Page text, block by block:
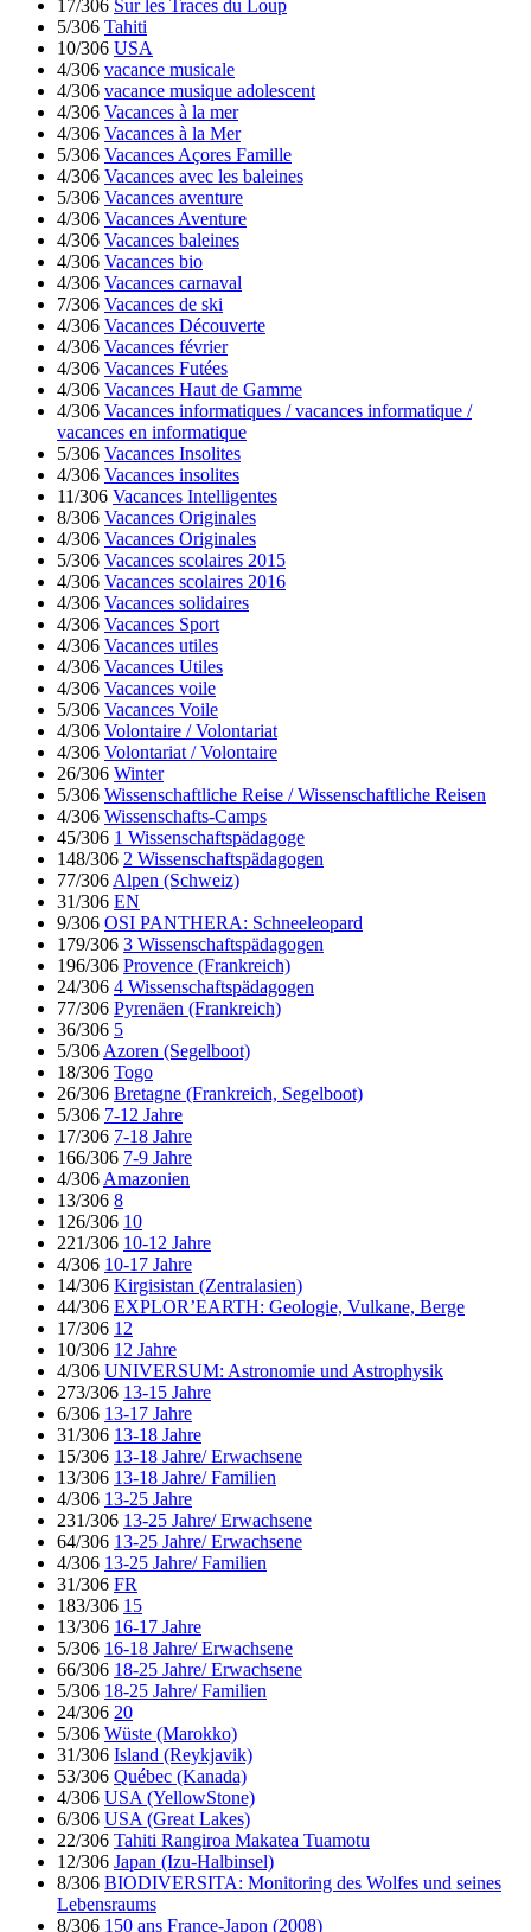
17/306 Sur les Traces du Loup
5/306 Tahiti
10/306 USA
4/306 vacance musicale
4/306 vacance musique adolescent
4/306 Vacances à la mer
4/306 Vacances à la Mer
5/306 Vacances Açores Famille
4/306 Vacances avec les baleines
5/306 Vacances aventure
4/306 Vacances Aventure
4/306 Vacances baleines
4/306 Vacances bio
4/306 Vacances carnaval
7/306 Vacances de ski
4/306 Vacances Découverte
4/306 Vacances février
4/306 Vacances Futées
4/306 Vacances Haut de Gamme
4/306 Vacances informatiques / vacances informatique /
vacances en informatique
5/306 Vacances Insolites
4/306 Vacances insolites
11/306 Vacances Intelligentes
8/306 Vacances Originales
4/306 Vacances Originales
5/306 Vacances scolaires 2015
4/306 Vacances scolaires 2016
4/306 Vacances solidaires
4/306 Vacances Sport
4/306 Vacances utiles
4/306 Vacances Utiles
4/306 Vacances voile
5/306 Vacances Voile
4/306 Volontaire / Volontariat
4/306 Volontariat / Volontaire
26/306 Winter
5/306 Wissenschaftliche Reise / Wissenschaftliche Reisen
4/306 Wissenschafts-Camps
45/306 1 Wissenschaftspädagoge
148/306 2 Wissenschaftspädagogen
77/306 Alpen (Schweiz)
31/306 EN
9/306 OSI PANTHERA: Schneeleopard
179/306 3 Wissenschaftspädagogen
196/306 Provence (Frankreich)
24/306 4 Wissenschaftspädagogen
77/306 Pyrenäen (Frankreich)
36/306 5
5/306 Azoren (Segelboot)
18/306 Togo
26/306 Bretagne (Frankreich, Segelboot)
5/306 7-12 Jahre
17/306 7-18 Jahre
166/306 7-9 Jahre
4/306 Amazonien
13/306 8
126/306 10
221/306 10-12 Jahre
4/306 10-17 Jahre
14/306 Kirgisistan (Zentralasien)
44/306 EXPLOR’EARTH: Geologie, Vulkane, Berge
17/306 12
10/306 12 Jahre
4/306 UNIVERSUM: Astronomie und Astrophysik
273/306 13-15 Jahre
6/306 13-17 Jahre
31/306 13-18 Jahre
15/306 13-18 Jahre/ Erwachsene
13/306 13-18 Jahre/ Familien
4/306 13-25 Jahre
231/306 13-25 Jahre/ Erwachsene
64/306 13-25 Jahre/ Erwachsene
4/306 13-25 Jahre/ Familien
31/306 FR
183/306 15
13/306 16-17 Jahre
5/306 16-18 Jahre/ Erwachsene
66/306 18-25 Jahre/ Erwachsene
5/306 18-25 Jahre/ Familien
24/306 20
5/306 Wüste (Marokko)
31/306 Island (Reykjavik)
53/306 Québec (Kanada)
4/306 USA (YellowStone)
6/306 USA (Great Lakes)
22/306 Tahiti Rangiroa Makatea Tuamotu
12/306 Japan (Izu-Halbinsel)
8/306 BIODIVERSITA: Monitoring des Wolfes und seines
Lebensraums
8/306 150 ans France-Japon (2008)